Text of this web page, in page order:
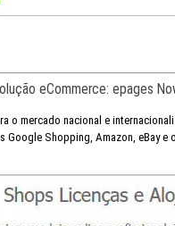
eCommerce: epages
o mercado nacional e
Google Shopping, Amazon, eBay e